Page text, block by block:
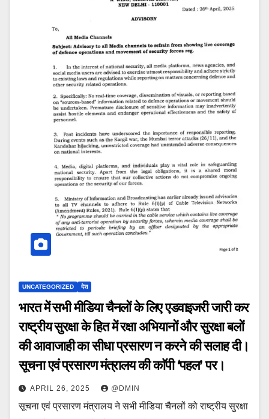
UNCATEGORIZED देश
भारत में सभी मीडिया चैनलों के लिए एडवाइजरी जारी कर
राष्ट्रीय सुरक्षा के हित में रक्षा अभियानों और सुरक्षा बलों
की आवाजाही का सीधा प्रसारण न करने की सलाह दी।
सूचना एवं प्रसारण मंत्रालय की काॅपी ‘पहल’ पर।
APRIL 26, 2025 @DMIN
सूचना एवं प्रसारण मंत्रालय ने सभी मीडिया चैनलों को राष्ट्रीय सुरक्षा